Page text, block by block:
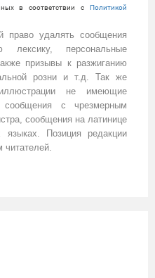
в соответствии с Политикой
право удалять сообщения
лексику, персональные
призывы к разжиганию
розни и т.д. Так же
не имеющие
с чрезмерным
сообщения на латинице
языках. Позиция редакции